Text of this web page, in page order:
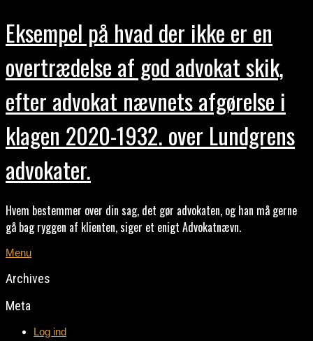
Eksempel på hvad der ikke er en
overtrædelse af god advokat skik,
efter advokat nævnets afgørelse i
klagen 2020-1932. over Lundgrens
advokater.
Hvem bestemmer over din sag, det gør advokaten, og han må gerne
gå bag ryggen af klienten, siger et enigt Advokatnævn.
Menu
Archives
Meta
Log ind